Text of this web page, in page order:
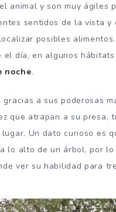
animal y son muy ágiles
sentidos de la vista y
posibles
el día, en algunos hábitats
noche.
a sus poderosas
que atrapan a su presa,
Un dato curioso es
lo alto de un árbol, por lo
ver su habilidad para